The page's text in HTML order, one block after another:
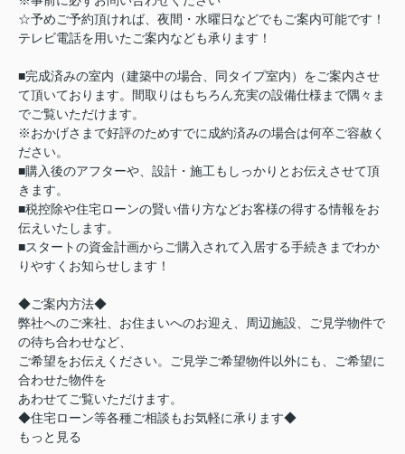
☆予めご予約頂ければ、夜間・水曜日などでもご案内可能です！
テレビ電話を用いたご案内なども承ります！
■完成済みの室内（建築中の場合、同タイプ室内）をご案内させ
て頂いております。間取りはもちろん充実の設備仕様まで隅々ま
でご覧いただけます。
※おかげさまで好評のためすでに成約済みの場合は何卒ご容赦く
ださい。
■購入後のアフターや、設計・施工もしっかりとお伝えさせて頂
きます。
■税控除や住宅ローンの賢い借り方などお客様の得する情報をお
伝えいたします。
■スタートの資金計画からご購入されて入居する手続きまでわか
りやすくお知らせします！
◆ご案内方法◆
弊社へのご来社、お住まいへのお迎え、周辺施設、ご見学物件で
の待ち合わせなど、
ご希望をお伝えください。ご見学ご希望物件以外にも、ご希望に
合わせた物件を
あわせてご覧いただけます。
◆住宅ローン等各種ご相談もお気軽に承ります◆
もっと見る